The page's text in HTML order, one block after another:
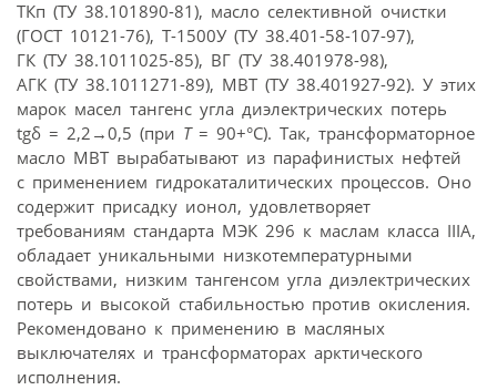
ТКп (ТУ 38.101890-81), масло селективной очистки
(ГОСТ 10121-76), Т-1500У (ТУ 38.401-58-107-97),
ГК (ТУ 38.1011025-85), ВГ (ТУ 38.401978-98),
АГК (ТУ 38.1011271-89), МВТ (ТУ 38.401927-92). У этих
марок масел тангенс угла диэлектрических потерь
tgδ = 2,2→0,5 (при Т= 90+°С). Так, трансформаторное
масло МВТ вырабатывают из парафинистых нефтей
с применением гидрокаталитических процессов. Оно
содержит присадку ионол, удовлетворяет
требованиям стандарта МЭК 296 к маслам класса IIIА,
обладает уникальными низкотемпературными
свойствами, низким тангенсом угла диэлектрических
потерь и высокой стабильностью против окисления.
Рекомендовано к применению в масляных
выключателях и трансформаторах арктического
исполнения.